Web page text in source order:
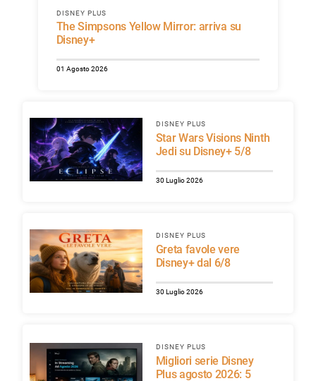
DISNEY PLUS
The Simpsons Yellow Mirror: arriva su
Disney+
01 Agosto 2026
DISNEY PLUS
Star Wars Visions Ninth
Jedi su Disney+ 5/8
30 Luglio 2026
DISNEY PLUS
Greta favole vere
Disney+ dal 6/8
30 Luglio 2026
DISNEY PLUS
Migliori serie Disney
Plus agosto 2026: 5